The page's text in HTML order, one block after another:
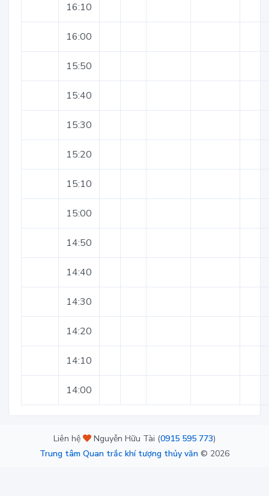
16:10
16:00
15:50
15:40
15:30
15:20
15:10
15:00
14:50
14:40
14:30
14:20
14:10
14:00
Liên hệ Nguyễn Hữu Tài (0915 595 773)
Trung tâm Quan trắc khí tượng thủy văn © 2026